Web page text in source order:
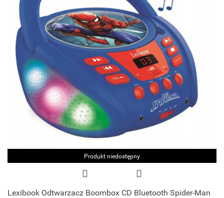
Produkt niedostępny
Lexibook Odtwarzacz Boombox CD Bluetooth Spider-Man